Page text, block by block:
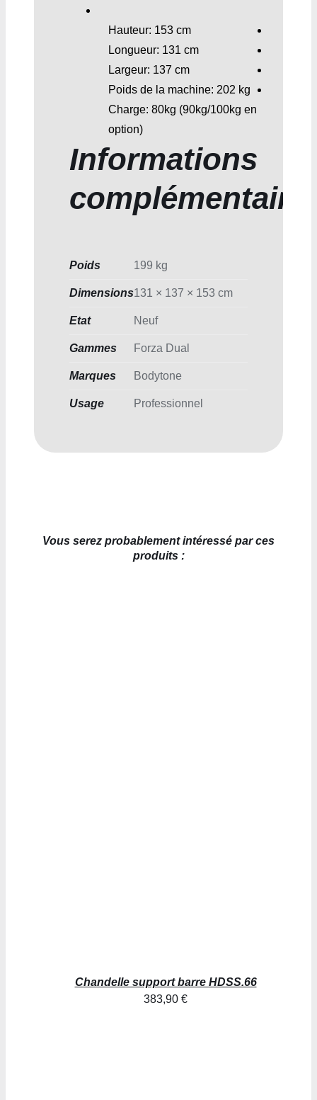
Hauteur: 153 cm
Longueur: 131 cm
Largeur: 137 cm
Poids de la machine: 202 kg
Charge: 80kg (90kg/100kg en
option)
Informations
Poids 199 kg
Dimensions131 × 137 × 153 cm
Etat Neuf
Gammes Forza Dual
Marques Bodytone
Usage Professionnel
Vous serez probablement intéressé par ces
produits :
Chandelle support barre HDSS.66
383,90 €